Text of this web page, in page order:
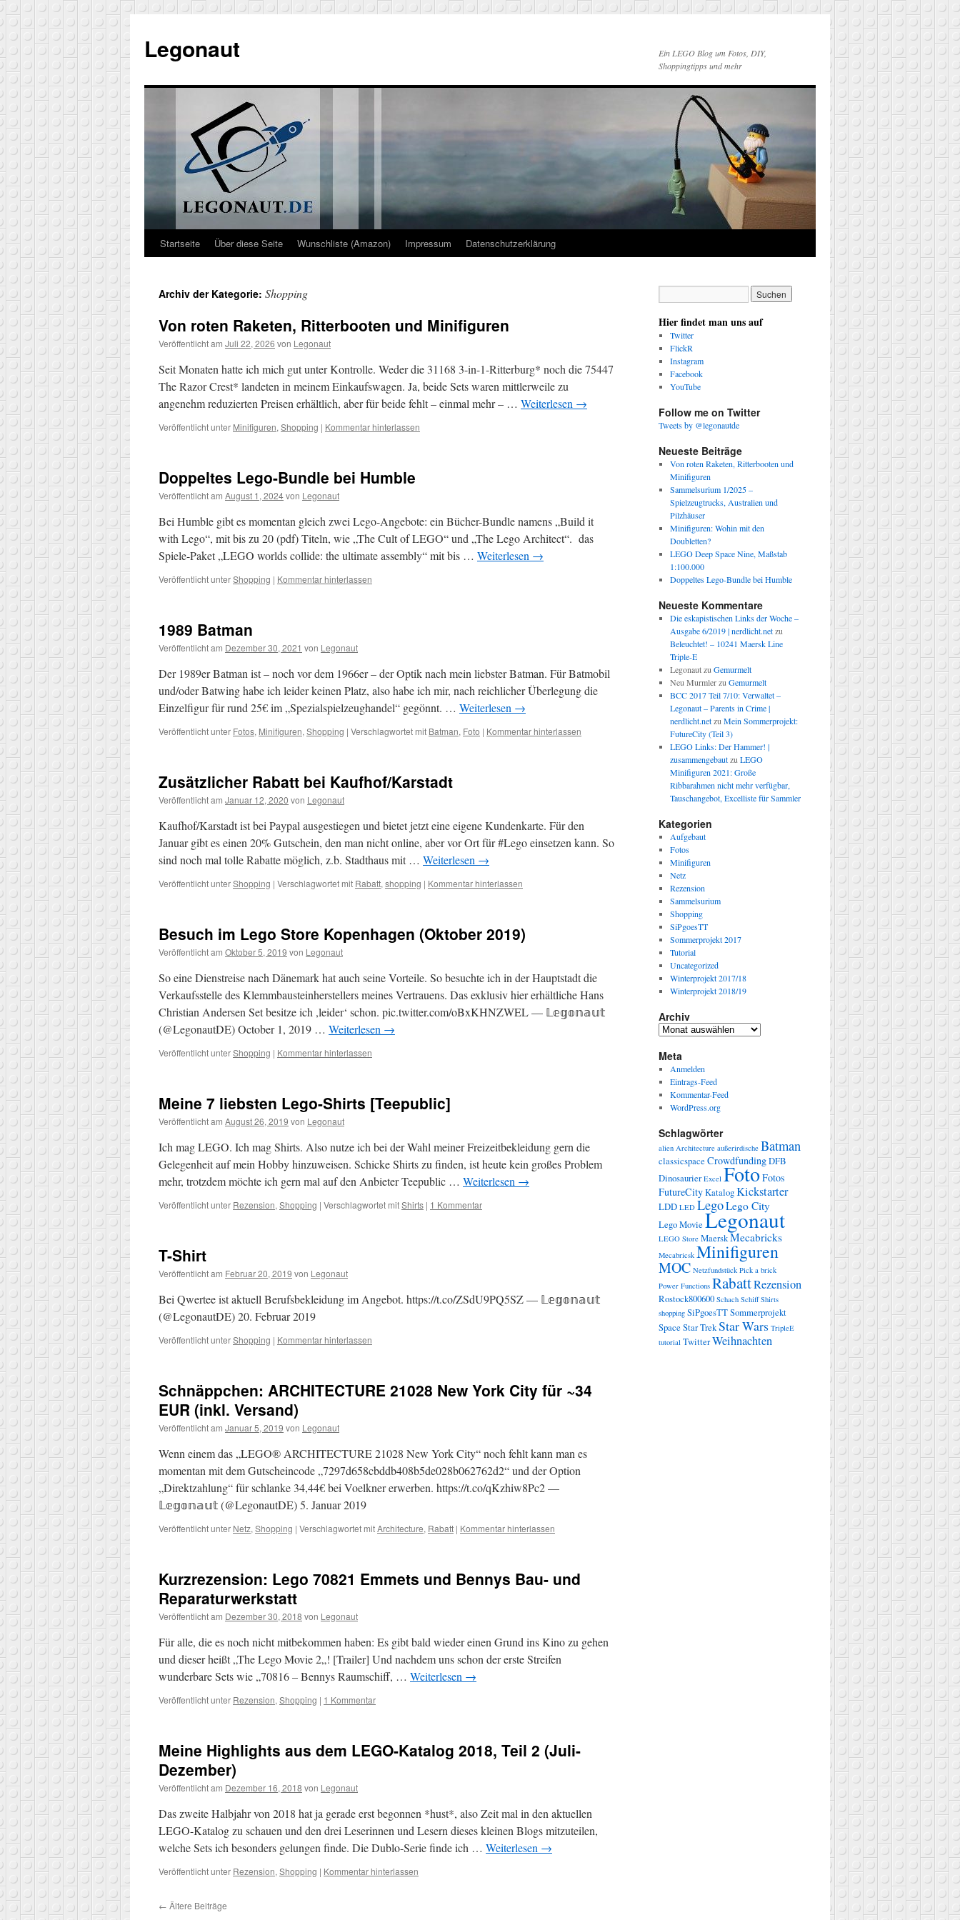
springen
Legonaut
Ein LEGO Blog um Fotos, DIY,
Shoppingtipps und mehr
Startseite Über diese Seite Wunschliste (Amazon) Impressum Datenschutzerklärung
Archiv der Kategorie: Shopping
Von roten Raketen, Ritterbooten und Minifiguren
Veröffentlicht am Juli 22, 2026 von Legonaut
Seit Monaten hatte ich mich gut unter Kontrolle. Weder die 31168 3-in-1-Ritterburg* noch die 75447
The Razor Crest* landeten in meinem Einkaufswagen. Ja, beide Sets waren mittlerweile zu
angenehm reduzierten Preisen erhältlich, aber für beide fehlt – einmal mehr – … Weiterlesen →
Veröffentlicht unter Minifiguren, Shopping | Kommentar hinterlassen
Doppeltes Lego-Bundle bei Humble
Veröffentlicht am August 1, 2024von Legonaut
Bei Humble gibt es momentan gleich zwei Lego-Angebote: ein Bücher-Bundle namens „Build it
with Lego“, mit bis zu 20 (pdf) Titeln, wie „The Cult of LEGO“ und „The Lego Architect“. das
Spiele-Paket „LEGO worlds collide: the ultimate assembly“ mit bis … Weiterlesen →
Veröffentlicht unterShopping | Kommentar hinterlassen
1989 Batman
Veröffentlicht am Dezember 30, 2021 von Legonaut
Der 1989er Batman ist – noch vor dem 1966er – der Optik nach mein liebster Batman. Für Batmobil
und/oder Batwing habe ich leider keinen Platz, also habe ich mir, nach reichlicher Überlegung die
Einzelfigur für rund 25€ im „Spezialspielzeughandel“ gegönnt. … Weiterlesen →
Veröffentlicht unter Fotos, Minifiguren, Shopping | Verschlagwortet mit Batman, Foto | Kommentar hinterlassen
Zusätzlicher Rabatt bei Kaufhof/Karstadt
Veröffentlicht am Januar 12, 2020 von Legonaut
Kaufhof/Karstadt ist bei Paypal ausgestiegen und bietet jetzt eine eigene Kundenkarte. Für den
Januar gibt es einen 20% Gutschein, den man nicht online, aber vor Ort für #Lego einsetzen kann. So
sind noch mal tolle Rabatte möglich, z.b. Stadthaus mit … Weiterlesen →
Veröffentlicht unterShopping | Verschlagwortet mit Rabatt, shopping | Kommentar hinterlassen
Besuch im Lego Store Kopenhagen (Oktober 2019)
Veröffentlicht am Oktober 5, 2019 von Legonaut
So eine Dienstreise nach Dänemark hat auch seine Vorteile. So besuchte ich in der Hauptstadt die
Verkaufsstelle des Klemmbausteinherstellers meines Vertrauens. Das exklusiv hier erhältliche Hans
Christian Andersen Set besitze ich ,leider‘ schon. pic.twitter.com/oBxKHNZWEL — 𝕃𝕖𝕘𝕠𝕟𝕒𝕦𝕥
(@LegonautDE) October 1, 2019 … Weiterlesen →
Veröffentlicht unterShopping | Kommentar hinterlassen
Meine 7 liebsten Lego-Shirts [Teepublic]
Veröffentlicht am August 26, 2019 von Legonaut
Ich mag LEGO. Ich mag Shirts. Also nutze ich bei der Wahl meiner Freizeitbekleidung gern die
Gelegenheit auf mein Hobby hinzuweisen. Schicke Shirts zu finden, ist heute kein großes Problem
mehr, trotzdem möchte ich gern mal auf den Anbieter Teepublic … Weiterlesen →
Veröffentlicht unter Rezension, Shopping | Verschlagwortet mitShirts | 1 Kommentar
T-Shirt
Veröffentlicht am Februar 20, 2019 von Legonaut
Bei Qwertee ist aktuell Berufsbekleidung im Angebot. https://t.co/ZSdU9PQ5SZ — 𝕃𝕖𝕘𝕠𝕟𝕒𝕦𝕥
(@LegonautDE) 20. Februar 2019
Veröffentlicht unterShopping | Kommentar hinterlassen
Schnäppchen: ARCHITECTURE 21028 New York City für ~34
EUR (inkl. Versand)
Veröffentlicht am Januar 5, 2019 von Legonaut
Wenn einem das „LEGO® ARCHITECTURE 21028 New York City“ noch fehlt kann man es
momentan mit dem Gutscheincode „7297d658cbddb408b5de028b062762d2“ und der Option
„Direktzahlung“ für schlanke 34,44€ bei Voelkner erwerben. https://t.co/qKzhiw8Pc2 —
𝕃𝕖𝕘𝕠𝕟𝕒𝕦𝕥 (@LegonautDE) 5. Januar 2019
Veröffentlicht unter Netz, Shopping | Verschlagwortet mitArchitecture, Rabatt | Kommentar hinterlassen
Kurzrezension: Lego 70821 Emmets und Bennys Bau- und
Reparaturwerkstatt
Veröffentlicht am Dezember 30, 2018 von Legonaut
Für alle, die es noch nicht mitbekommen haben: Es gibt bald wieder einen Grund ins Kino zu gehen
und dieser heißt „The Lego Movie 2„! [Trailer] Und nachdem uns schon der erste Streifen
wunderbare Sets wie „70816 – Bennys Raumschiff, … Weiterlesen →
Veröffentlicht unter Rezension, Shopping | 1 Kommentar
Meine Highlights aus dem LEGO-Katalog 2018, Teil 2 (Juli-
Dezember)
Veröffentlicht am Dezember 16, 2018 von Legonaut
Das zweite Halbjahr von 2018 hat ja gerade erst begonnen *hust*, also Zeit mal in den aktuellen
LEGO-Katalog zu schauen und den drei Leserinnen und Lesern dieses kleinen Blogs mitzuteilen,
welche Sets ich besonders gelungen finde. Die Dublo-Serie finde ich … Weiterlesen →
Veröffentlicht unter Rezension, Shopping | Kommentar hinterlassen
← Ältere Beiträge
Hier findet man uns auf
Twitter
FlickR
Instagram
Facebook
YouTube
Follow me on Twitter
Tweets by @legonautde
Neueste Beiträge
Von roten Raketen, Ritterbooten und
Minifiguren
Sammelsurium 1/2025 –
Spielzeugtrucks, Australien und
Pilzhäuser
Minifiguren: Wohin mit den
Doubletten?
LEGO Deep Space Nine, Maßstab
1:100.000
Doppeltes Lego-Bundle bei Humble
Neueste Kommentare
Die eskapistischen Links der Woche –
Ausgabe 6/2019 | nerdlicht.netzu
Beleuchtet! – 10241 Maersk Line
Triple-E
Legonautzu Gemurmelt
Neu Murmlerzu Gemurmelt
BCC 2017 Teil 7/10: Verwaltet –
Legonaut – Parents in Crime |
nerdlicht.netzu Mein Sommerprojekt:
FutureCity (Teil 3)
LEGO Links: Der Hammer! |
zusammengebautzu LEGO
Minifiguren 2021: Große
Ribbarahmen nicht mehr verfügbar,
Tauschangebot, Excelliste für Sammler
Kategorien
Aufgebaut
Fotos
Minifiguren
Netz
Rezension
Sammelsurium
Shopping
SiPgoesTT
Sommerprojekt 2017
Tutorial
Uncategorized
Winterprojekt 2017/18
Winterprojekt 2018/19
Archiv
Archiv
Meta
Anmelden
Eintrags-Feed
Kommentar-Feed
WordPress.org
Schlagwörter
alien Architecture außerirdische Batman
classicspace CrowdfundingDFB
Dinosaurier Excel FotoFotos
FutureCityKatalogKickstarter
LDD LED LegoLego City
Lego Movie Legonaut
LEGO Store MaerskMecabricks
Mecabricsk Minifiguren
MOC Netzfundstück Pick a brick
Power Functions RabattRezension
Rostock800600 Schach Schiff Shirts
shopping SiPgoesTTSommerprojekt
Space Star TrekStar Wars TripleE
tutorial TwitterWeihnachten